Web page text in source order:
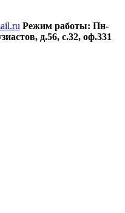
Режим работы: Пн-
д.56, с.32, оф.331